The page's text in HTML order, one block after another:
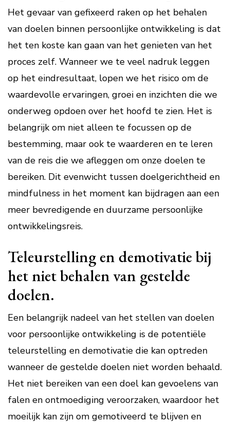
Het gevaar van gefixeerd raken op het behalen
van doelen binnen persoonlijke ontwikkeling is dat
het ten koste kan gaan van het genieten van het
proces zelf. Wanneer we te veel nadruk leggen
op het eindresultaat, lopen we het risico om de
waardevolle ervaringen, groei en inzichten die we
onderweg opdoen over het hoofd te zien. Het is
belangrijk om niet alleen te focussen op de
bestemming, maar ook te waarderen en te leren
van de reis die we afleggen om onze doelen te
bereiken. Dit evenwicht tussen doelgerichtheid en
mindfulness in het moment kan bijdragen aan een
meer bevredigende en duurzame persoonlijke
ontwikkelingsreis.
Teleurstelling en demotivatie bij
het niet behalen van gestelde
doelen.
Een belangrijk nadeel van het stellen van doelen
voor persoonlijke ontwikkeling is de potentiële
teleurstelling en demotivatie die kan optreden
wanneer de gestelde doelen niet worden behaald.
Het niet bereiken van een doel kan gevoelens van
falen en ontmoediging veroorzaken, waardoor het
moeilijk kan zijn om gemotiveerd te blijven en